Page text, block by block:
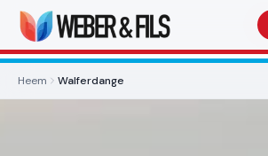
Heem Walferdange